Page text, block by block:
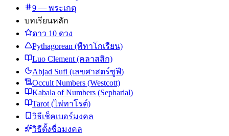
9 — พระเกตุ
บทเรียนหลัก
ดาว 10 ดวง
Pythagorean (พีทาโกเรียน)
Luo Clement (คลาสสิก)
Abjad Sufi (เลขศาสตร์ซูฟี)
Occult Numbers (Westcott)
Kabala of Numbers (Sepharial)
Tarot (ไพ่ทาโรต์)
วิธีเช็คเบอร์มงคล
วิธีตั้งชื่อมงคล